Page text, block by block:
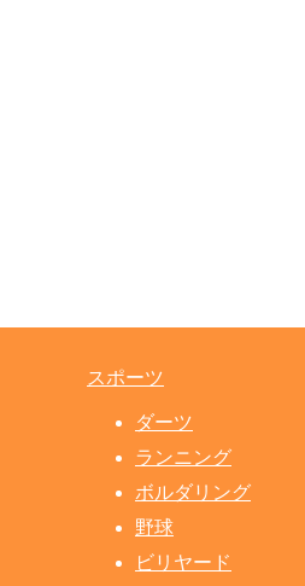
スポーツ
ダーツ
ランニング
ボルダリング
野球
ビリヤード